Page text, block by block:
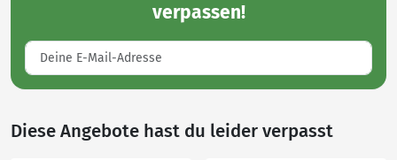
verpassen!
Diese Angebote hast du leider verpasst